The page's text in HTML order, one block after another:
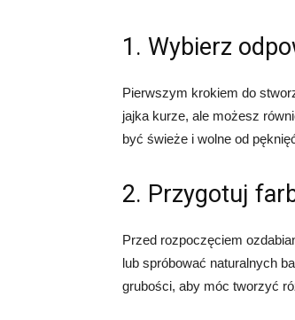
1. Wybierz
Pierwszym krokiem do
jajka kurze, ale możesz
być świeże i wolne od
2. Przygotuj
Przed rozpoczęciem
lub spróbować naturalnych
grubości, aby móc tworzyć